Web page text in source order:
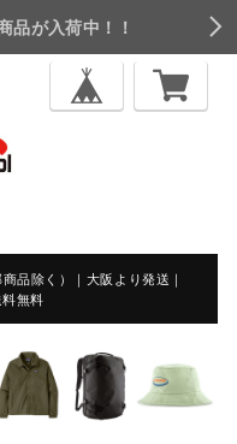
が入荷中！！
品除く）｜大阪より発送｜
無料